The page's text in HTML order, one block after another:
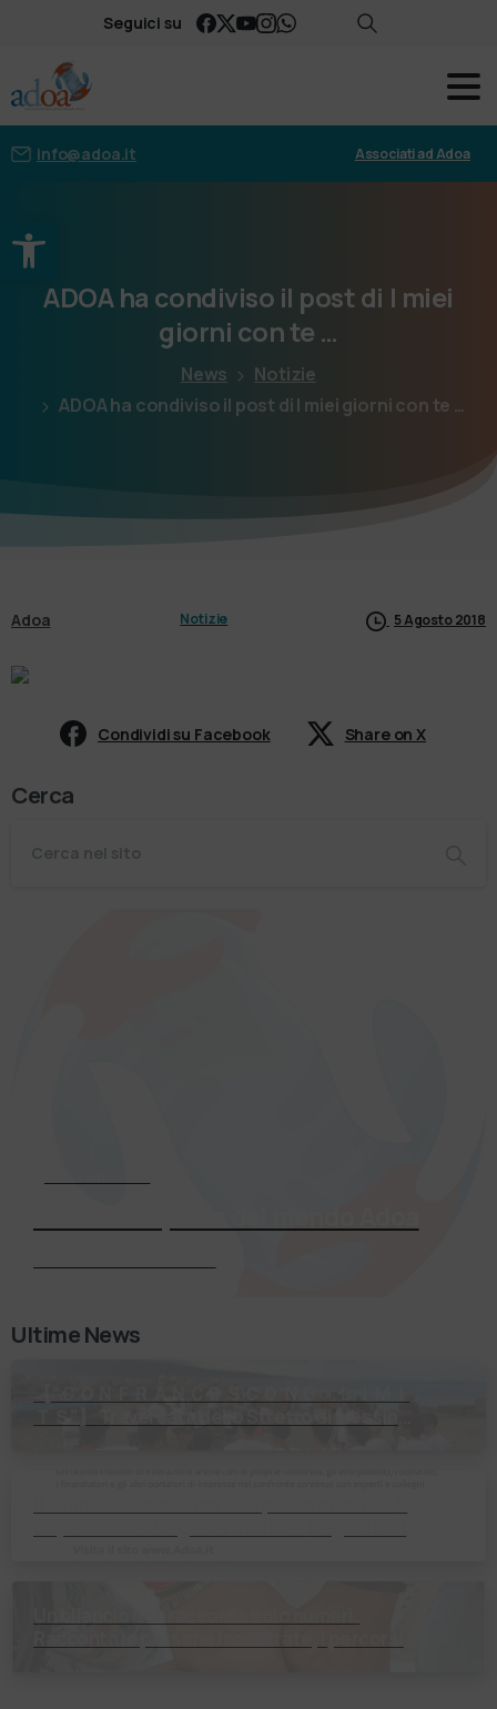
Apri la barra degli strumenti
Seguici su
info@adoa.it Associati ad Adoa
ADOA ha condiviso il post di I miei
giorni conte …
News
Notizie
ADOA ha condiviso il post di I miei giorni con te …
Adoa Notizie 5 Agosto 2018
Condividi su Facebook Share on X
Cerca
Ultime News